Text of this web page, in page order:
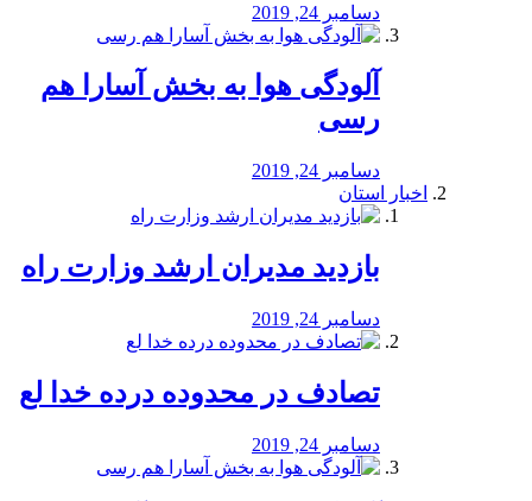
دسامبر 24, 2019
آلودگی هوا به بخش آسارا هم
رسی
دسامبر 24, 2019
اخبار استان
بازدید مدیران ارشد وزارت راه
دسامبر 24, 2019
تصادف در محدوده درده خدا لع
دسامبر 24, 2019